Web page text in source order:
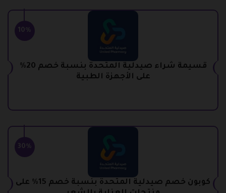
10%
قسيمة شراء صيدلية المتحدة بنسبة خصم 20%
على الأجهزة الطبية
30%
كوبون خصم صيدلية المتحدة بنسبة خصم 15% على